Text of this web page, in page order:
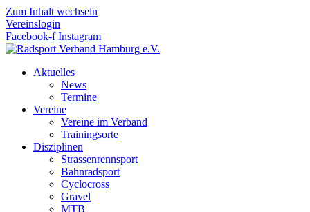
Zum Inhalt wechseln
Vereinslogin
Facebook-f Instagram
Aktuelles
News
Termine
Vereine
Vereine im Verband
Trainingsorte
Disziplinen
Strassen­rennsport
Bahnrad­sport
Cyclocross
Gravel
MTB